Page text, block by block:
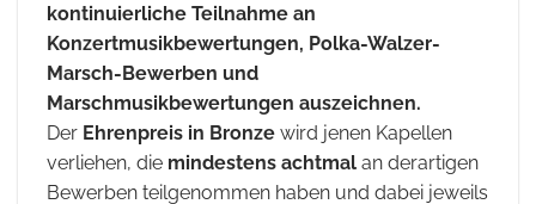
kontinuierliche Teilnahme an
Konzertmusikbewertungen, Polka-Walzer-
Marsch-Bewerben und
Marschmusikbewertungen auszeichnen.
Der Ehrenpreis in Bronze wird jenen Kapellen
verliehen, die mindestens achtmal an derartigen
Bewerben teilgenommen haben und dabei jeweils